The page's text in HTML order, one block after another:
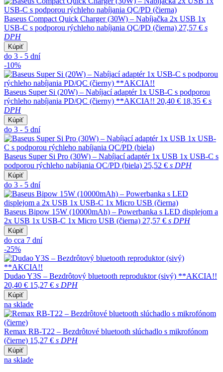
Baseus Compact Quick Charger (30W) – Nabíjačka 2x USB 1x
USB-C s podporou rýchleho nabíjania QC/PD (čierna) 27,57 € s
DPH
Kúpiť
do 3 - 5 dní
-10%
Baseus Super Si (20W) – Nabíjací adaptér 1x USB-C s podporou
rýchleho nabíjania PD/QC (čierny) **AKCIA!! 20,40 € 18,35 € s
DPH
Kúpiť
do 3 - 5 dní
Baseus Super Si Pro (30W) – Nabíjací adaptér 1x USB 1x USB-C s
podporou rýchleho nabíjania QC/PD (biela) 25,52 € s DPH
Kúpiť
do 3 - 5 dní
Baseus Bipow 15W (10000mAh) – Powerbanka s LED displejom a
2x USB 1x USB-C 1x Micro USB (čierna) 27,57 € s DPH
Kúpiť
do cca 7 dní
-25%
Dudao Y3S – Bezdrôtový bluetooth reproduktor (sivý) **AKCIA!!
20,40 € 15,27 € s DPH
Kúpiť
na sklade
Remax RB-T22 – Bezdrôtové bluetooth slúchadlo s mikrofónom
(čierne) 15,27 € s DPH
Kúpiť
na sklade